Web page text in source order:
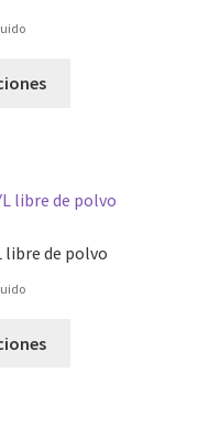
libre de polvo